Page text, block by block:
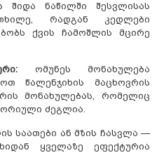
შიდა ნაწილში შესვლისას
რადგან კედლები
ქვის ჩამოშლის მცირე
ომუნეს მონახულება
წალენჯიხის მაცხოვრის
მონახულებას, რომელიც
ძეგლია.
საათები ან მზის ჩასვლა —
ყველაზე ეფექტურია